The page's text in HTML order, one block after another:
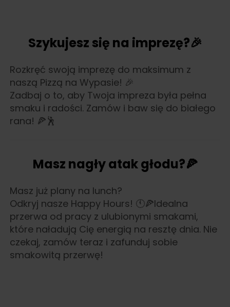
Szykujesz się na imprezę?🎉
Rozkręć swoją imprezę do maksimum z
naszą Pizzą na Wypasie! 🎉
Zadbaj o to, aby Twoja impreza była pełna
smaku i radości. Zamów i baw się do białego
rana! 🍕🕺
Masz nagły atak głodu?🍕
Masz już plany na lunch?
Odkryj nasze Happy Hours! 🕚🍕Idealna
przerwa od pracy z ulubionymi smakami,
które naładują Cię energią na resztę dnia. Nie
czekaj, zamów teraz i zafunduj sobie
smakowitą przerwę!